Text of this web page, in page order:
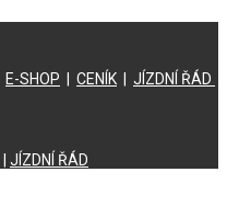
E-SHOP CENÍK
JÍZDNÍ ŘÁD
JÍZDNÍ ŘÁD